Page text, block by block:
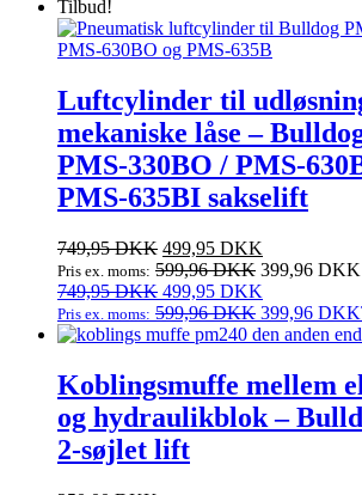
var:
1.000,00 DKK.
er:
Tilbud!
Luftcylinder til
mekaniske låse –
PMS‑330BO /
PMS‑635BI sakselift
749,95DKK Den
oprindelige
pris
var:
749,95 DKK.
499,95 DKK
aktuelle
er:
499,95
Pris ex. moms: 599,96DKK 399,96 DKK
749,95DKK Den
oprindelige
pris
749,95 DKK.
499,95 DKK
aktuelle
pris
499,95 DKK.
Pris ex. moms: 599,96DKK 399,96 DKK
Koblingsmuffe mellem
og hydraulikblok –
2‑søjlet lift